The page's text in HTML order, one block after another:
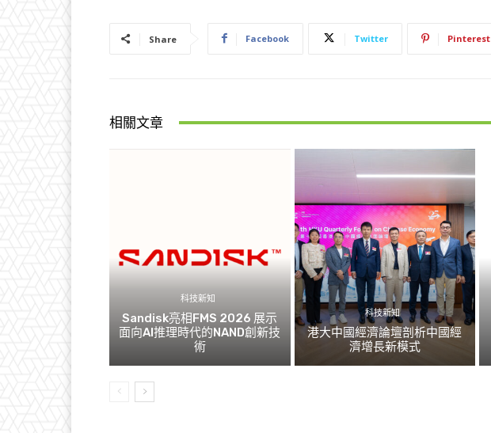
Share Facebook Twitter Pinterest
相關文章
科技新知
Sandisk亮相FMS 2026 展示
面向AI推理時代的NAND創新技
術
科技新知
港大中國經濟論壇剖析中國經
濟增長新模式